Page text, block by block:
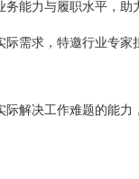
能力与履职水平，
需求，特邀行业专
解决工作难题的能